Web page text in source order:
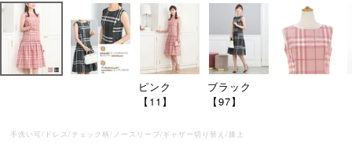
ピンク
【11】
ブラック
【97】
手洗い可/ドレス/チェック柄/ノースリーブ/ギャザー切り替え/膝上